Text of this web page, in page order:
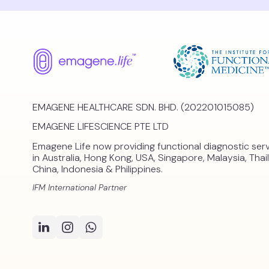
EMAGENE HEALTHCARE SDN. BHD. (202201015085)
EMAGENE LIFESCIENCE PTE LTD
Emagene Life now providing functional diagnostic
in Australia, Hong Kong, USA, Singapore, Malaysia,
China, Indonesia & Philippines.
IFM International Partner